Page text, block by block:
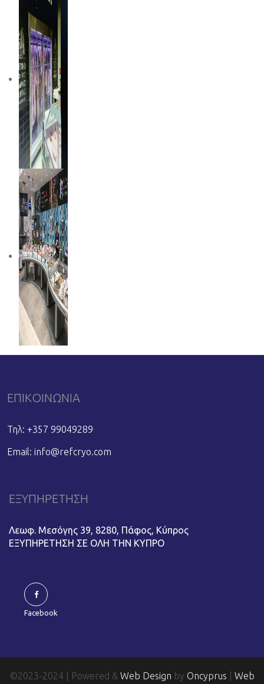
ΕΠΙΚΟΙΝΩΝΙΑ
Τηλ: +357 99049289
Email: info@refcryo.com
ΕΞΥΠΗΡΕΤΗΣΗ
Λεωφ. Μεσόγης 39, 8280, Πάφος, Κύπρος
ΕΞΥΠΗΡΕΤΗΣΗ ΣΕ ΟΛΗ ΤΗΝ ΚΥΠΡΟ
Facebook
©2023-2024 | Powered & Web Design by Oncyprus
Web